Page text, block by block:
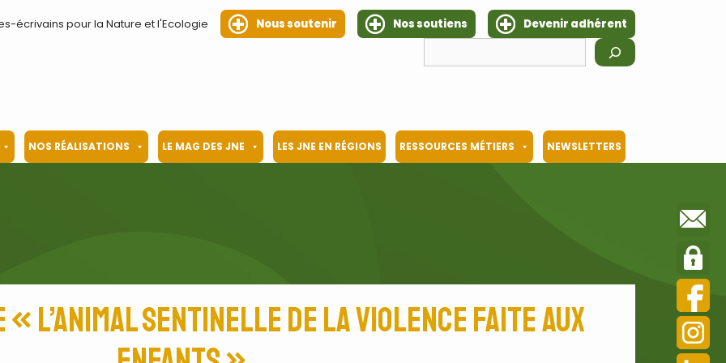
écrivains pour la Nature et l'Ecologie Nous soutenir Nos soutiens
Devenir adhérent
NOS RÉALISATIONS LE MAG DES JNE LES JNE EN RÉGIONS RESSOURCES MÉTIERS NEWSLETTERS
l’animal sentinelle de la violence faite aux